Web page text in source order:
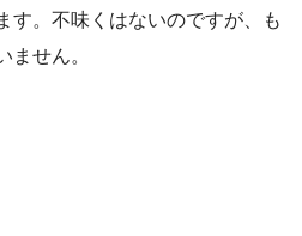
す。不味くはないのですが、も
ません。